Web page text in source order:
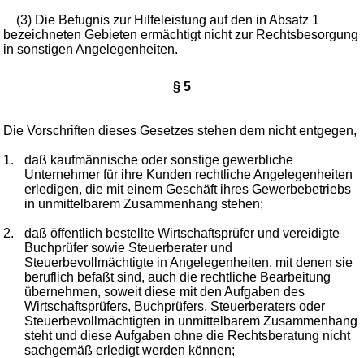
(3) Die Befugnis zur Hilfeleistung auf den in Absatz 1
bezeichneten Gebieten ermächtigt nicht zur Rechtsbesorgung
in sonstigen Angelegenheiten.
§ 5
Die Vorschriften dieses Gesetzes stehen dem nicht entgegen,
1.
daß kaufmännische oder sonstige gewerbliche
Unternehmer für ihre Kunden rechtliche Angelegenheiten
erledigen, die mit einem Geschäft ihres Gewerbebetriebs
in unmittelbarem Zusammenhang stehen;
2.
daß öffentlich bestellte Wirtschaftsprüfer und vereidigte
Buchprüfer sowie Steuerberater und
Steuerbevollmächtigte in Angelegenheiten, mit denen sie
beruflich befaßt sind, auch die rechtliche Bearbeitung
übernehmen, soweit diese mit den Aufgaben des
Wirtschaftsprüfers, Buchprüfers, Steuerberaters oder
Steuerbevollmächtigten in unmittelbarem Zusammenhang
steht und diese Aufgaben ohne die Rechtsberatung nicht
sachgemäß erledigt werden können;